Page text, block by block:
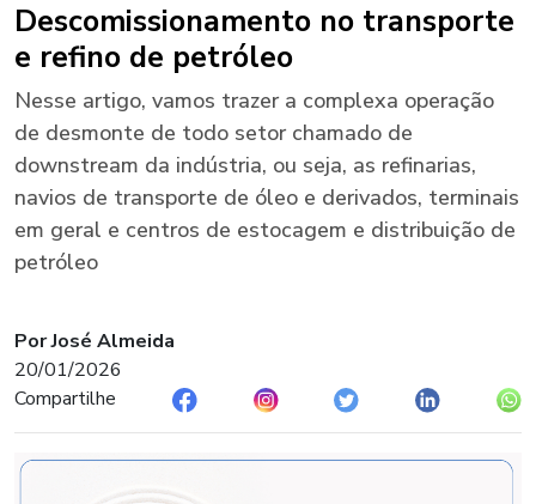
Descomissionamento no transporte
e refino de petróleo
Nesse artigo, vamos trazer a complexa operação
de desmonte de todo setor chamado de
downstream da indústria, ou seja, as refinarias,
navios de transporte de óleo e derivados, terminais
em geral e centros de estocagem e distribuição de
petróleo
Por José Almeida
20/01/2026
Compartilhe